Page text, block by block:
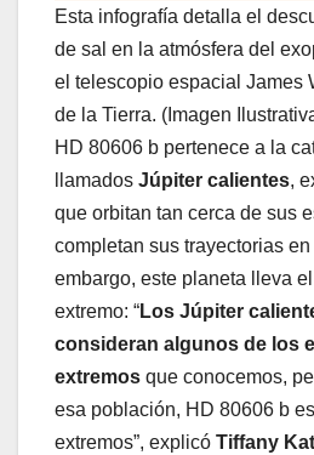
Esta infografía detalla el
de sal en la atmósfera del
el telescopio espacial James
de la Tierra. (Imagen
HD 80606 b pertenece a la
llamados Júpiter calientes,
que orbitan tan cerca de sus
completan sus trayectorias
embargo, este planeta lleva el
extremo: “Los Júpiter
consideran algunos de los
extremos que conocemos,
esa población, HD 80606 b
extremos”, explicó Tiffany